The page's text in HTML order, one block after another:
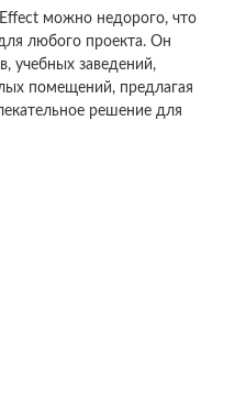
можно недорого, что
любого проекта. Он
учебных заведений,
помещений, предлагая
решение для